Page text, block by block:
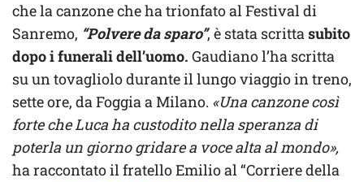
che la canzone che ha trionfato al Festival di
Sanremo, “Polvere da sparo”, è stata scrittasubito
dopo i funerali dell’uomo. Gaudiano l’ha scritta
su un tovagliolo durante il lungo viaggio in treno,
sette ore, da Foggia a Milano. «Una canzone così
forte che Luca ha custodito nella speranza di
poterla un giorno gridare a voce alta al mondo»,
ha raccontato il fratello Emilio al “Corriere della